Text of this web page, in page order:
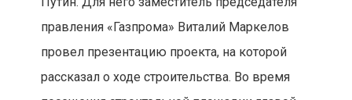
правления «Газпрома» Виталий Маркелов
провел презентацию проекта, на которой
рассказал о ходе строительства. Во время